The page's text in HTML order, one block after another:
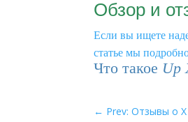
Обзор и
Если вы ищете
статье мы
Что такое Up
← Prev: Отзывы о